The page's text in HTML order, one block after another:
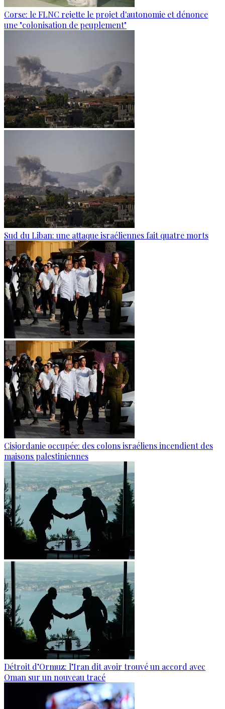
Corse: le FLNC rejette le projet d'autonomie et dénonce
une "colonisation de peuplement"
Sud du Liban: une attaque israéliennes fait quatre morts
Cisjordanie occupée: des colons israéliens incendient des
maisons palestiniennes
Détroit d’Ormuz: l’Iran dit avoir trouvé un accord avec
Oman sur un nouveau tracé